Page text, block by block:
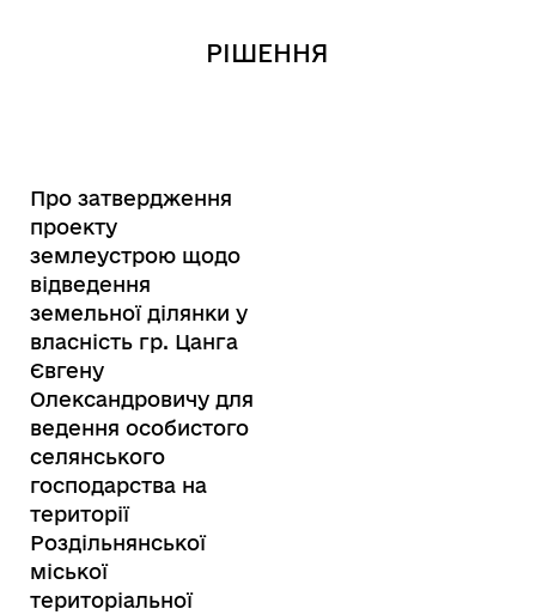
РІШЕННЯ
Про затвердження
проекту
землеустрою щодо
відведення
земельної ділянки у
власність гр. Цанга
Євгену
Олександровичу для
ведення особистого
селянського
господарства на
території
Роздільнянської
міської
територіальної